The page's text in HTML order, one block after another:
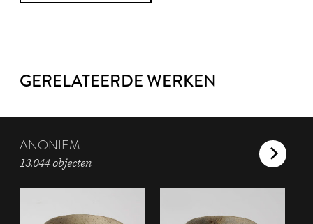
GERELATEERDE WERKEN
ANONIEM
13.044 objecten